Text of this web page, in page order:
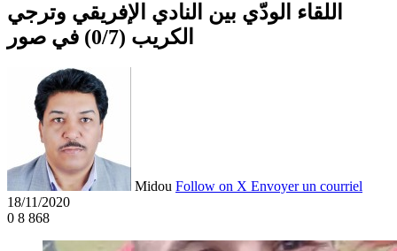
اللقاء الودّي بين النادي الإفريقي وترجي
الكريب (0/7) في صور
Midou Follow on X Envoyer un courriel
18/11/2020
0 8 868